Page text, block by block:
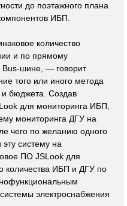
до поэтажного плана
ИБП.
количество
и по прямому
Bus-шине, — говорит
того или иного метода
и бюджета. Создав
для мониторинга ИБП,
мониторинга ДГУ на
чего по желанию одного
эту систему на
ПО JSLook для
количества ИБП и ДГУ по
электроснабжения